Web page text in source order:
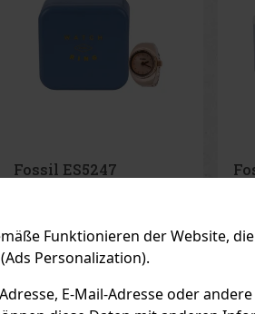
Funktionieren der Website,
Personalization).
E-Mail-Adresse oder
Fossil ES5259
Die Damenuhr Fossil ES5259
Scarlette verbindet modernes
Design mit klassischer
Eleganz. Das stilvolle
Edelstahl in einer Kombination
aus Gold- und Silbertönen
114.88 € ohne VAT 139 €